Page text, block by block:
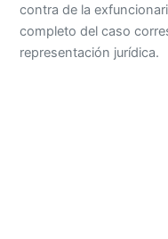
contra de la
completo del caso
representación jurídica.